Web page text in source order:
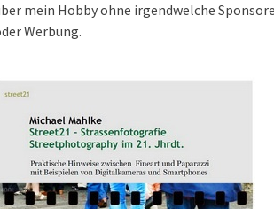
mein Hobby ohne irgendwelche
Werbung.